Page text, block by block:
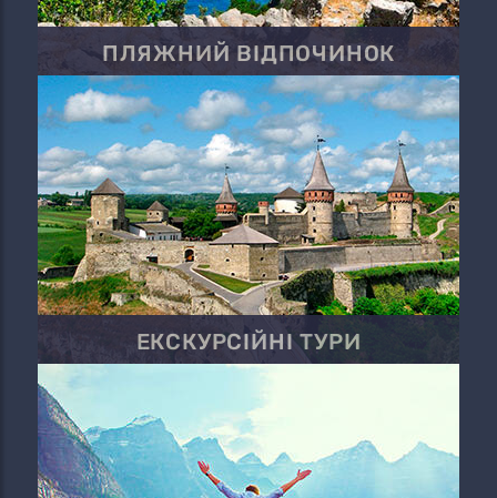
ПЛЯЖНИЙ ВІДПОЧИНОК
ЕКСКУРСІЙНІ ТУРИ